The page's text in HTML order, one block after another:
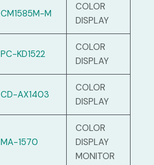
CM1585M-M
COLOR
DISPLAY
PC-KD1522
COLOR
DISPLAY
CD-AX1403
COLOR
DISPLAY
MA-1570
COLOR
DISPLAY
MONITOR